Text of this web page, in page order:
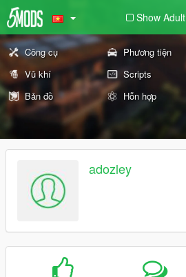
Show Adult
Công cụ Phương tiện
Vũ khí
Scripts
Bản đồ
Hỗn hợp
adozley